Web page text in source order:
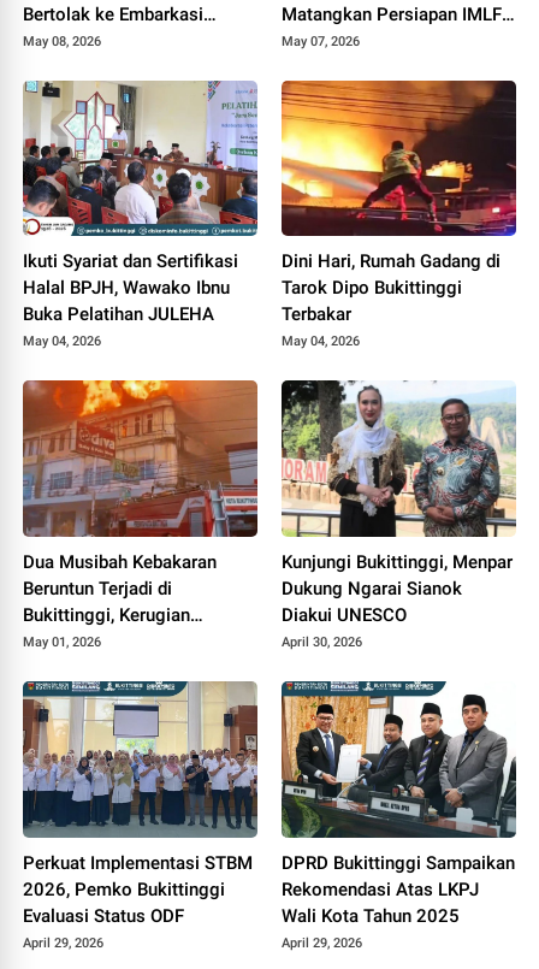
Bertolak ke Embarkasi
Padang
May 08, 2026
Matangkan Persiapan IMLF
ke 4
May 07, 2026
Ikuti Syariat dan Sertifikasi
Halal BPJH, Wawako Ibnu
Buka Pelatihan JULEHA
May 04, 2026
Dini Hari, Rumah Gadang di
Tarok Dipo Bukittinggi
Terbakar
May 04, 2026
Dua Musibah Kebakaran
Beruntun Terjadi di
Bukittinggi, Kerugian
Ditaksir Miliaran
May 01, 2026
Kunjungi Bukittinggi, Menpar
Dukung Ngarai Sianok
Diakui UNESCO
April 30, 2026
Perkuat Implementasi STBM
2026, Pemko Bukittinggi
Evaluasi Status ODF
April 29, 2026
DPRD Bukittinggi Sampaikan
Rekomendasi Atas LKPJ
Wali Kota Tahun 2025
April 29, 2026